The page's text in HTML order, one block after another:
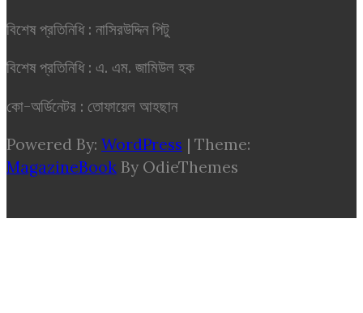
বিশেষ প্রতিনিধি : নাসিরউদ্দিন পিটু
বিশেষ প্রতিনিধি : এ. এম. জামিউল হক
কো-অর্ডিনেটর : তোফায়েল আহছান
Powered By: WordPress | Theme:
MagazineBook By OdieThemes